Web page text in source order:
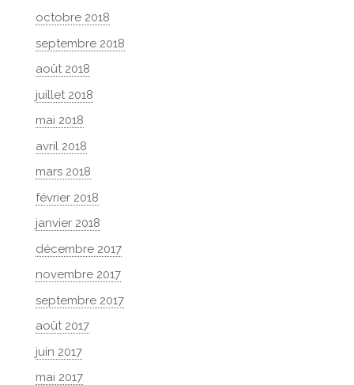
octobre 2018
septembre 2018
août 2018
juillet 2018
mai 2018
avril 2018
mars 2018
février 2018
janvier 2018
décembre 2017
novembre 2017
septembre 2017
août 2017
juin 2017
mai 2017